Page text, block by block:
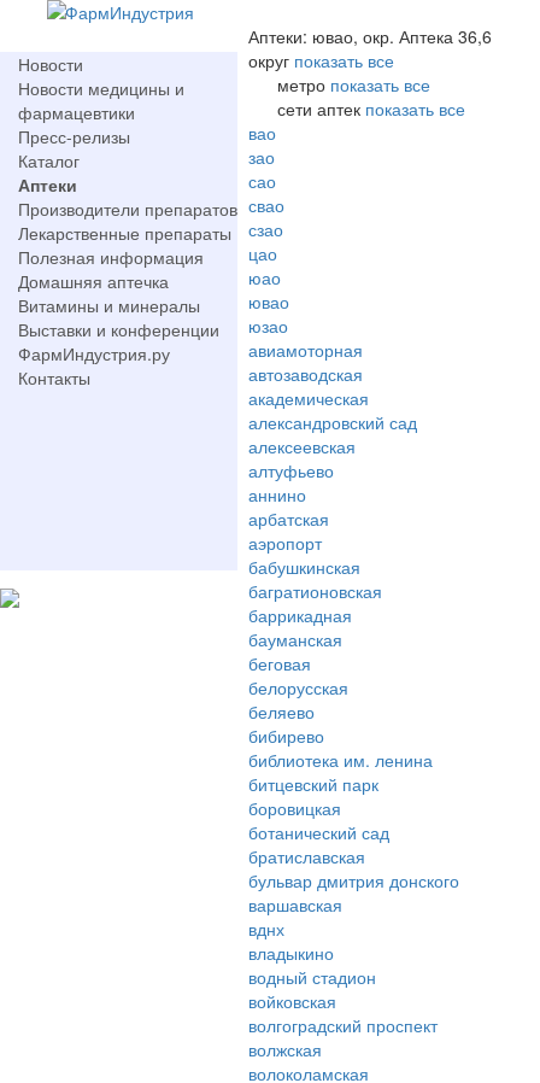
Новости
Новости медицины и
фармацевтики
Пресс-релизы
Каталог
Аптеки
Производители препаратов
Лекарственные препараты
Полезная информация
Домашняя аптечка
Витамины и минералы
Выставки и конференции
ФармИндустрия.ру
Контакты
Аптеки: ювао, окр. Аптека 36,6
округ показать все
метро показать все
сети аптек показать все
вао
зао
сао
свао
сзао
цао
юао
ювао
юзао
авиамоторная
автозаводская
академическая
александровский сад
алексеевская
алтуфьево
аннино
арбатская
аэропорт
бабушкинская
багратионовская
баррикадная
бауманская
беговая
белорусская
беляево
бибирево
библиотека им. ленина
битцевский парк
боровицкая
ботанический сад
братиславская
бульвар дмитрия донского
варшавская
вднх
владыкино
водный стадион
войковская
волгоградский проспект
волжская
волоколамская